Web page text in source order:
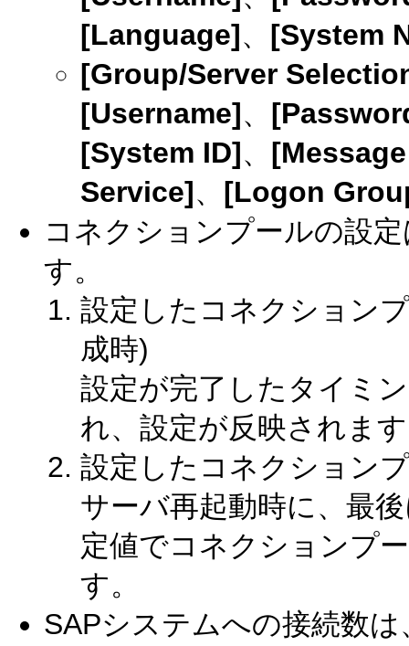
[Language]、 [System
[Group/Server
[Username]、
[System ID]、
Service]、 [Logon
コネクションプールの設
す。
設定したコネクション
成時)
設定が完了したタイミ
れ、設定が反映されま
設定したコネクション
サーバ再起動時に、最
定値でコネクションプ
す。
SAPシステムへの接続数